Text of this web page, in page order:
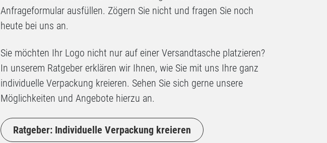
Anfrageformular ausfüllen. Zögern Sie nicht und fragen Sie noch
heute bei uns an.
Sie möchten Ihr Logo nicht nur auf einer Versandtasche platzieren?
In unserem Ratgeber erklären wir Ihnen, wie Sie mit uns Ihre ganz
individuelle Verpackung kreieren. Sehen Sie sich gerne unsere
Möglichkeiten und Angebote hierzu an.
Ratgeber: Individuelle Verpackung kreieren